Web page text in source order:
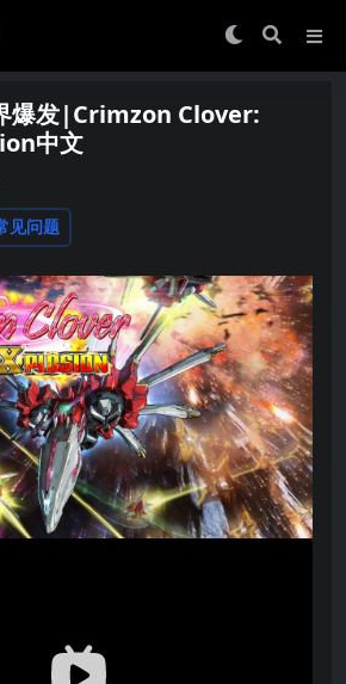
爆发|Crimzon Clover:
中文
见问题